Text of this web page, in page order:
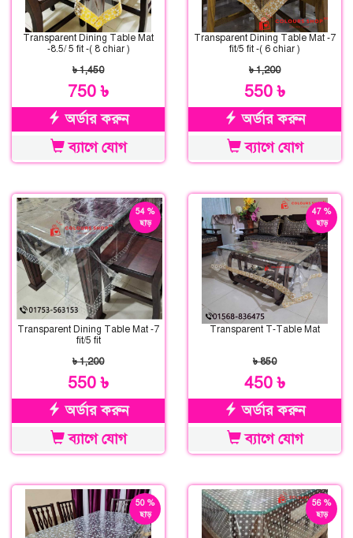
Transparent Dining Table Mat
-8.5/ 5 fit -( 8 chiar )
৳ 1,450
750 ৳
অর্ডার করুন
ব্যাগে যোগ
Transparent Dining Table Mat -7
fit/5 fit -( 6 chiar )
৳ 1,200
550 ৳
অর্ডার করুন
ব্যাগে যোগ
54 %
ছাড়
Transparent Dining Table Mat -7
fit/5 fit
৳ 1,200
550 ৳
অর্ডার করুন
ব্যাগে যোগ
47 %
ছাড়
Transparent T-Table Mat
৳ 850
450 ৳
অর্ডার করুন
ব্যাগে যোগ
50 %
ছাড়
56 %
ছাড়